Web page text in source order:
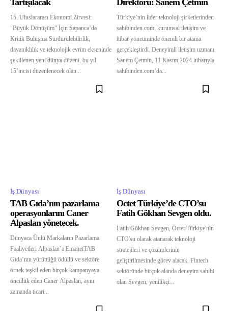
Tartışılacak
15. Uluslararası Ekonomi Zirvesi:
"Büyük Dönüşüm" İçin Sapanca’da
Kritik Buluşma Sürdürülebilirlik,
dayanıklılık ve teknolojik evrim ekseninde
şekillenen yeni dünya düzeni, bu yıl
15’incisi düzenlenecek olan...
Direktörü: Sanem Çetmin
Türkiye’nin lider teknoloji şirketlerinden
sahibinden.com, kurumsal iletişim ve
itibar yönetiminde önemli bir atama
gerçekleştirdi. Deneyimli iletişim uzmanı
Sanem Çetmin, 11 Kasım 2024 itibarıyla
sahibinden.com’da...
İş Dünyası
TAB Gıda’nın pazarlama
operasyonlarını Caner
Alpaslan yönetecek.
Dünyaca Ünlü Markaların Pazarlama
Faaliyetleri Alpaslan’a EmanetTAB
Gıda’nın yürüttüğü ödüllü ve sektöre
örnek teşkil eden birçok kampanyaya
öncülük eden Caner Alpaslan, aynı
zamanda ticari...
İş Dünyası
Octet Türkiye’de CTO’su
Fatih Gökhan Sevgen oldu.
Fatih Gökhan Sevgen, Octet Türkiye'nin
CTO'su olarak atanarak teknoloji
stratejileri ve çözümlerinin
geliştirilmesinde görev alacak. Fintech
sektöründe birçok alanda deneyim sahibi
olan Sevgen, yenilikçi...